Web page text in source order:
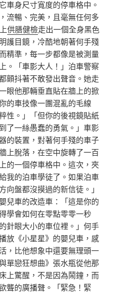
車身尺寸寬度的停車格中。
流暢、完美，且毫無任何多
供膳健檢走出一個全身黑色
護目鏡，冷酷地朝著何手殘
精準，每一步都像是被測量
。「車影大人！」泊車警察
顫抖著不敢發出聲音。她走
眼他那輛垂直貼在牆上的掀
的車技像一團混亂的毛線
性。」「但你的後視鏡貼紙
一絲愚蠢的勇氣。」車影
的裝置，對著何手殘的車子
上脫落，在空中旋轉了一百
的一個停車格中。這次，夾
的泊車學徒了。如果泊車
向盤都沒摸過的新信徒。」
兒車的改造車：「這是你的
學會如何在零點零零一秒
針眼大小的車位裡。」何手
放《小星星》的嬰兒車，感
，比他想象中還要無理頭一
單戀狂想曲》張水瓶從他那
上驚醒，不是因為鬧鐘，而
聾的廣播聲。「緊急！緊